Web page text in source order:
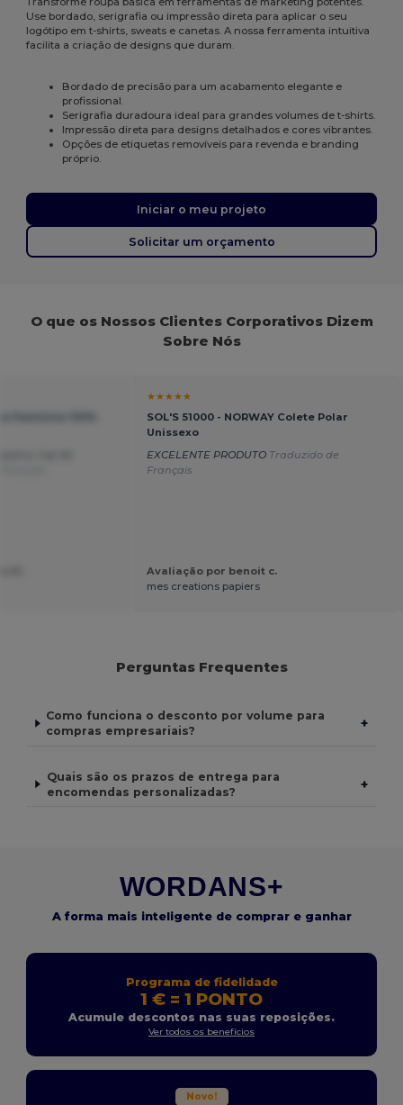
Use bordado, serigrafia ou impressão direta para aplicar o seu
logótipo em t-shirts, sweats e canetas. A nossa ferramenta intuitiva
facilita a criação de designs que duram.
Bordado de precisão para um acabamento elegante e
profissional.
Serigrafia duradoura ideal para grandes volumes de t-shirts.
Impressão direta para designs detalhados e cores vibrantes.
Opções de etiquetas removíveis para revenda e branding
próprio.
Iniciar o meu projeto
Solicitar um orçamento
O que os Nossos Clientes Corporativos Dizem
Sobre Nós
★★★★★
SOL'S 51000 - NORWAY Colete Polar
Unissexo
EXCELENTE PRODUTO Traduzido de
Français
Avaliação por benoit c.
mes creations papiers
Perguntas Frequentes
Como funciona o desconto por volume para
compras empresariais?
+
Quais são os prazos de entrega para
encomendas personalizadas?
+
WORDANS+
A forma mais inteligente de comprar e ganhar
Programa de fidelidade
1 € = 1 PONTO
Acumule descontos nas suas reposições.
Ver todos os benefícios
Novo!